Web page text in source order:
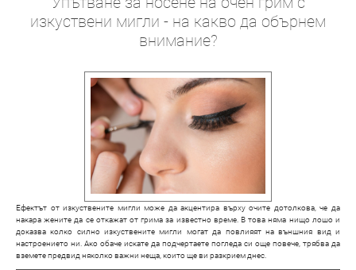
изкуствени мигли - на какво да обърнем
внимание?
Ефектът от изкуствените мигли може да акцентира върху очите дотолкова, че да
накара жените да се откажат от грима за известно време. В това няма нищо лошо и
доказва колко силно изкуствените мигли могат да повлияят на външния вид и
настроението ни. Ако обаче искате да подчертаете погледа си още повече, трябва да
вземете предвид няколко важни неща, които ще ви разкрием днес.